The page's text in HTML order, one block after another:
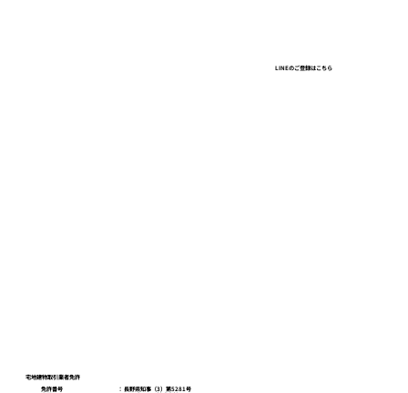
ガラガラの百貨店、建ちすぎるオフィ
宅地建物取引業者免許
免許番号
​： 長野県知事（3）第5281号
LINEのご登録はこちら